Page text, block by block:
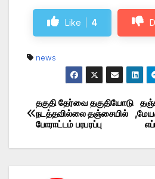
Like 4
news
Post
navigation
தகுதி தேர்வை தகுதியோடு
நடத்தவில்லை தஞ்சையில்
போராட்டம் பரபரப்பு